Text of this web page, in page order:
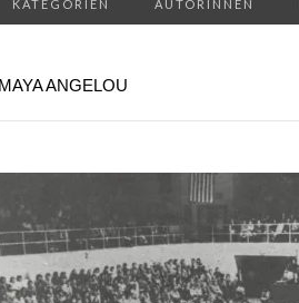
KATEGORIEN AUTORINNEN
ANGELOU